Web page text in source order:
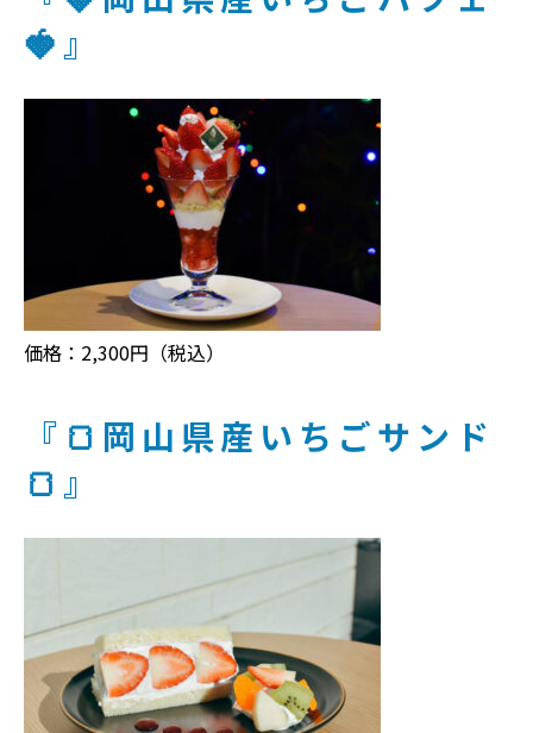
🍓』
価格：2,300円（税込）
『🍞岡山県産いちごサンド
🍞』